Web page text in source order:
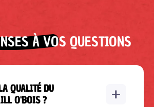
À VOS QUESTIONS
QUALITÉ DU
O'BOIS ?